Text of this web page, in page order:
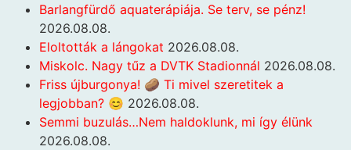
Barlangfürdő aquaterápiája. Se terv, se pénz!
2026.08.08.
Eloltották a lángokat 2026.08.08.
Miskolc. Nagy tűz a DVTK Stadionnál 2026.08.08.
Friss újburgonya! 🥔 Ti mivel szeretitek a
legjobban? 😊 2026.08.08.
Semmi buzulás…Nem haldoklunk, mi így élünk
2026.08.08.